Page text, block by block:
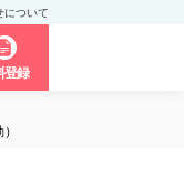
について
登録